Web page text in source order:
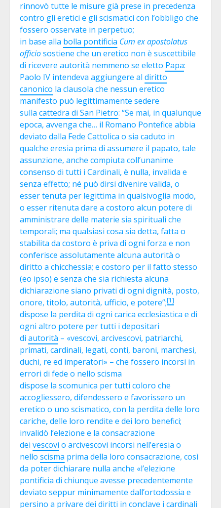
rinnovò tutte le misure già prese in precedenza
contro gli eretici e gli scismatici con l’obbligo che
fossero osservate in perpetuo;
in base alla bolla pontificia Cum ex apostolatus
officiosostiene che un eretico non è suscettibile
di ricevere autorità nemmeno se eletto Papa:
Paolo IV intendeva aggiungere al diritto
canonico la clausola che nessun eretico
manifesto può legittimamente sedere
sulla cattedra di San Pietro: “Se mai, in qualunque
epoca, avvenga che… il Romano Pontefice abbia
deviato dalla Fede Cattolica o sia caduto in
qualche eresia prima di assumere il papato, tale
assunzione, anche compiuta coll’unanime
consenso di tutti i Cardinali, è nulla, invalida e
senza effetto; né può dirsi divenire valida, o
esser tenuta per legittima in qualsivoglia modo,
o esser ritenuta dare a costoro alcun potere di
amministrare delle materie sia spirituali che
temporali; ma qualsiasi cosa sia detta, fatta o
stabilita da costoro è priva di ogni forza e non
conferisce assolutamente alcuna autorità o
diritto a chicchessia; e costoro per il fatto stesso
(eo ipso) e senza che sia richiesta alcuna
dichiarazione siano privati di ogni dignità, posto,
onore, titolo, autorità, ufficio, e potere”;[1]
dispose la perdita di ogni carica ecclesiastica e di
ogni altro potere per tutti i depositari
di autorità – «vescovi, arcivescovi, patriarchi,
primati, cardinali, legati, conti, baroni, marchesi,
duchi, re ed imperatori» – che fossero incorsi in
errori di fede o nello scisma
dispose la scomunica per tutti coloro che
accogliessero, difendessero e favorissero un
eretico o uno scismatico, con la perdita delle loro
cariche, delle loro rendite e dei loro benefici;
invalidò l’elezione e la consacrazione
dei vescovi o arcivescovi incorsi nell’eresia o
nello scisma prima della loro consacrazione, così
da poter dichiarare nulla anche «l’elezione
pontificia di chiunque avesse precedentemente
deviato seppur minimamente dall’ortodossia e
persino a privare dei diritti in conclave i cardinali